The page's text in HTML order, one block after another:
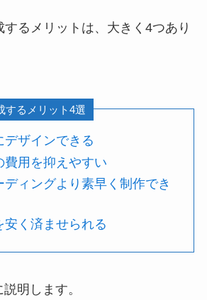
るメリットは、大きく4つあり
するメリット4選
デザインできる
費用を抑えやすい
ディングより素早く制作でき
安く済ませられる
明します。